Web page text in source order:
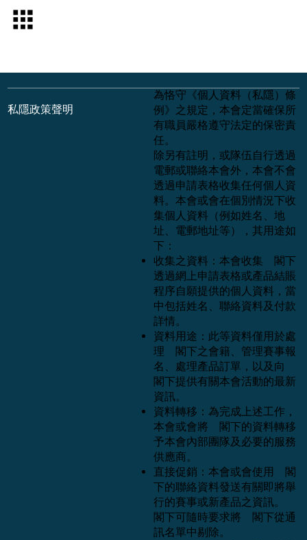
私隱政策聲明
為恪守《個人資料（私隱）條
例》之規定，本會定當確保所
有職員嚴格遵守法定的保密責
任。
除另有註明，或隊伍自行透過
電郵或聯絡本會外，本會不會
透過申請表格收集任何個人資
料。本會或會在個別情況下收
集個人資料（例如姓名、地
址、電郵地址等），其用途如
下：
收集之資料：本會收集 閣下
透過網上申請表格或產品結賬
程序自願提供的個人資料，當
中包括姓名、聯絡資料及付款
詳情。
資料用途：此等資料僅用於處
理 閣下之會籍、管理賽事報
名、處理產品訂單，以及向
閣下提供有關本會活動的最新
資訊。
資料轉移：為完成上述工作，
本會或會將 閣下的資料轉移
予本會內部團隊及必要的服務
供應商。
直接促銷：本會或會使用 閣
下的聯絡資料發送有關即將舉
行的賽事或新產品之資訊。
閣下可隨時要求將 閣下從通
訊名單中剔除。